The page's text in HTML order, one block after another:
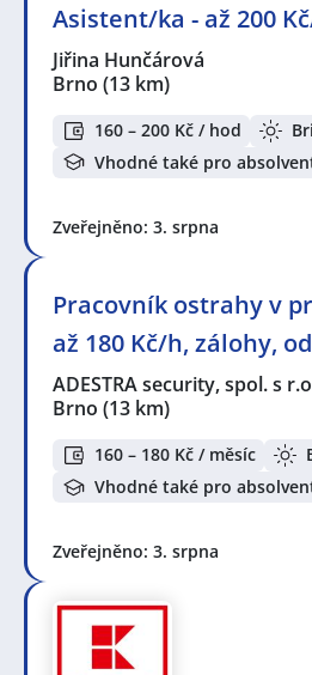
Asistent/ka - až 200
Jiřina Hunčárová
Brno (13 km)
160 – 200 Kč / hod
Vhodné také pro
Zveřejněno: 3. srpna
Pracovník ostrahy v
až 180 Kč/h, zálohy,
ADESTRA security, spol. s
Brno (13 km)
160 – 180 Kč / měsíc
Vhodné také pro
Zveřejněno: 3. srpna